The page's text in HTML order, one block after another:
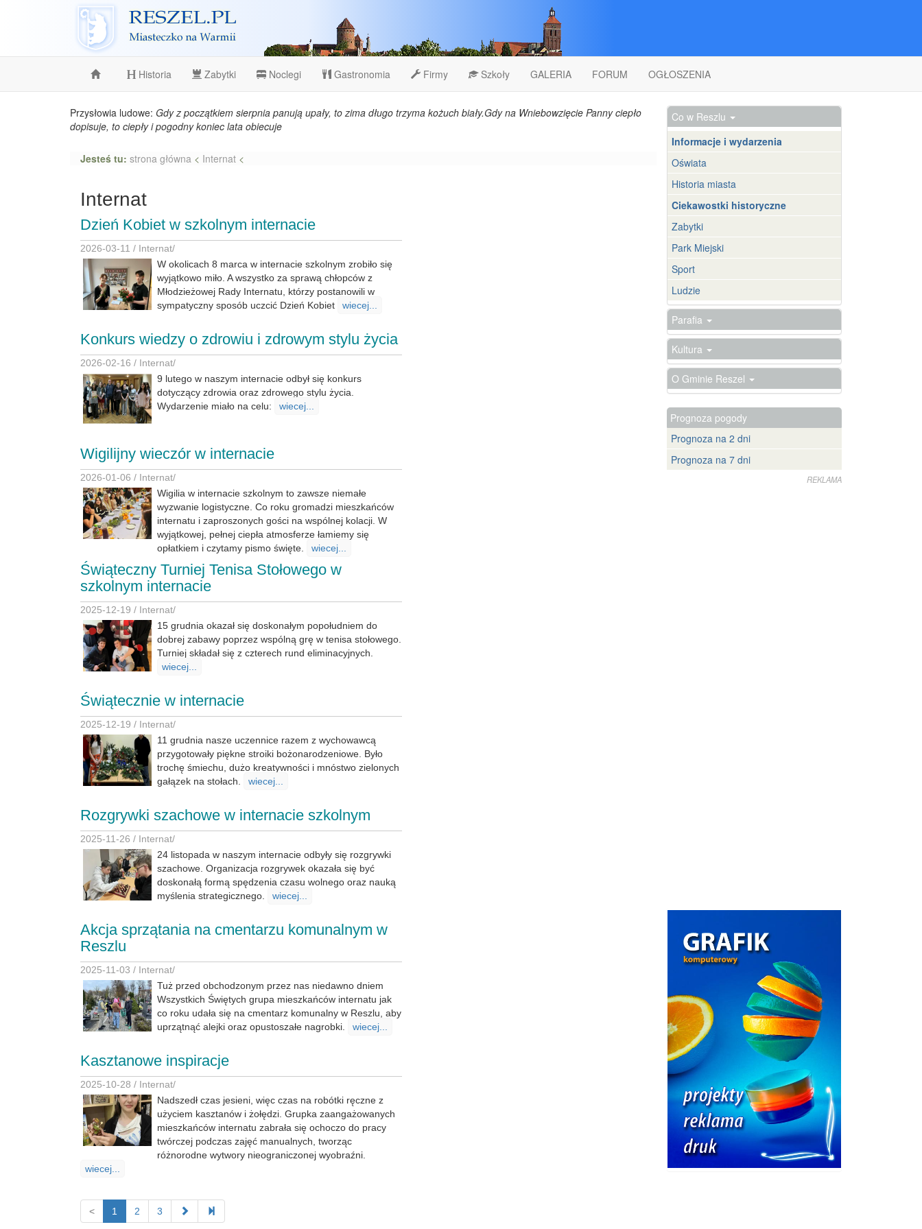
Reszel
Historia Zabytki Noclegi Gastronomia Firmy Szkoły GALERIA FORUM OGŁOSZENIA
Przysłowia ludowe: Gdy z początkiem sierpnia panują upały, to zima długo trzyma kożuch biały.Gdy na Wniebowzięcie Panny ciepło
dopisuje, to ciepły i pogodny koniec lata obiecuje
Jesteś tu: strona główna < Internat <
Internat
Dzień Kobiet w szkolnym internacie
2026-03-11 / Internat/
W okolicach 8 marca w internacie szkolnym zrobiło się
wyjątkowo miło. A wszystko za sprawą chłopców z
Młodzieżowej Rady Internatu, którzy postanowili w
sympatyczny sposób uczcić Dzień Kobiet
wiecej...
Konkurs wiedzy o zdrowiu i zdrowym stylu życia
2026-02-16 / Internat/
9 lutego w naszym internacie odbył się konkurs
dotyczący zdrowia oraz zdrowego stylu życia.
Wydarzenie miało na celu:
wiecej...
Wigilijny wieczór w internacie
2026-01-06 / Internat/
Wigilia w internacie szkolnym to zawsze niemałe
wyzwanie logistyczne. Co roku gromadzi mieszkańców
internatu i zaproszonych gości na wspólnej kolacji. W
wyjątkowej, pełnej ciepła atmosferze łamiemy się
opłatkiem i czytamy pismo święte.
wiecej...
Świąteczny Turniej Tenisa Stołowego w
szkolnym internacie
2025-12-19 / Internat/
15 grudnia okazał się doskonałym popołudniem do
dobrej zabawy poprzez wspólną grę w tenisa stołowego.
Turniej składał się z czterech rund eliminacyjnych.
wiecej...
Świątecznie w internacie
2025-12-19 / Internat/
11 grudnia nasze uczennice razem z wychowawcą
przygotowały piękne stroiki bożonarodzeniowe. Było
trochę śmiechu, dużo kreatywności i mnóstwo zielonych
gałązek na stołach.
wiecej...
Rozgrywki szachowe w internacie szkolnym
2025-11-26 / Internat/
24 listopada w naszym internacie odbyły się rozgrywki
szachowe. Organizacja rozgrywek okazała się być
doskonałą formą spędzenia czasu wolnego oraz nauką
myślenia strategicznego.
wiecej...
Akcja sprzątania na cmentarzu komunalnym w
Reszlu
2025-11-03 / Internat/
Tuż przed obchodzonym przez nas niedawno dniem
Wszystkich Świętych grupa mieszkańców internatu jak
co roku udała się na cmentarz komunalny w Reszlu, aby
uprzątnąć alejki oraz opustoszałe nagrobki.
wiecej...
Kasztanowe inspiracje
2025-10-28 / Internat/
Nadszedł czas jesieni, więc czas na robótki ręczne z
użyciem kasztanów i żołędzi. Grupka zaangażowanych
mieszkańców internatu zabrała się ochoczo do pracy
twórczej podczas zajęć manualnych, tworząc
różnorodne wytwory nieograniczonej wyobraźni.
wiecej...
< 1 2 3
Co w Reszlu
Informacje i wydarzenia
Oświata
Historia miasta
Ciekawostki historyczne
Zabytki
Park Miejski
Sport
Ludzie
Parafia
Kultura
O Gminie Reszel
Prognoza pogody
Prognoza na 2 dni
Prognoza na 7 dni
REKLAMA